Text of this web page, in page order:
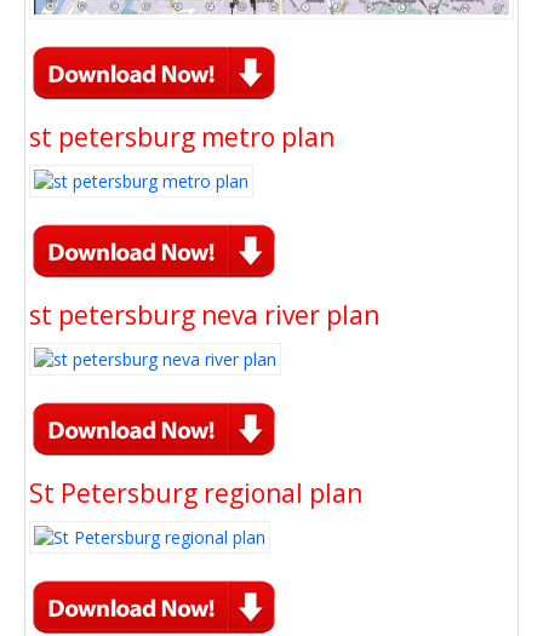
st petersburg metro plan
st petersburg neva river plan
St Petersburg regional plan